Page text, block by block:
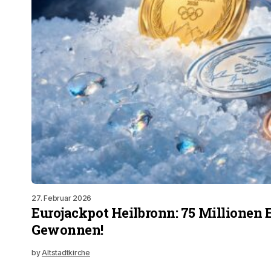
27. Februar 2026
Eurojackpot Heilbronn: 75 Millionen
Gewonnen!
byAltstadtkirche